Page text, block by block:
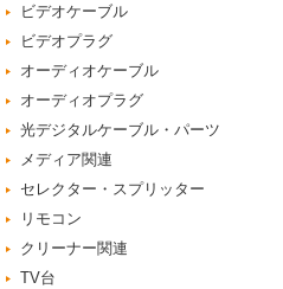
ビデオケーブル
ビデオプラグ
オーディオケーブル
オーディオプラグ
光デジタルケーブル・パーツ
メディア関連
セレクター・スプリッター
リモコン
クリーナー関連
TV台